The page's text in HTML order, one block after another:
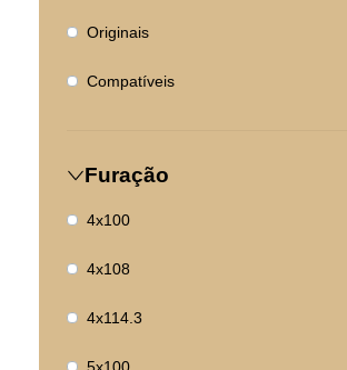
Originais
Compatíveis
Furação
4x100
4x108
4x114.3
5x100